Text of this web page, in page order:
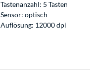
Tastenanzahl: 5 Tasten
Sensor: optisch
Auflösung: 12000 dpi